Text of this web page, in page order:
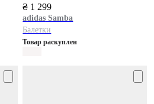
₴ 1 299
adidas Samba
Балетки
Товар раскуплен